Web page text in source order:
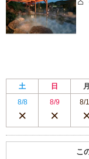
土 日 月
8/8
8/9 8/
こ